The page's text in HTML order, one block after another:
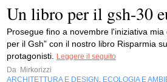
Un libro per il gsh-30
Prosegue fino a novembre l'iniziativa
per il Gsh” con il nostro libro Risparmia
protagonisti.
Leggere il seguito
Da Mirkorizzi
ARCHITETTURA E DESIGN
ECOLOGIA E